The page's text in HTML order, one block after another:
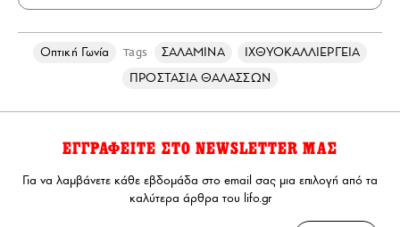
Οπτική Γωνία Tags ΣΑΛΑΜΙΝΑ
ΙΧΘΥΟΚΑΛΛΙΕΡΓΕΙΑ
ΠΡΟΣΤΑΣΙΑ ΘΑΛΑΣΣΩΝ
ΕΓΓΡΑΦΕΙΤΕ ΣΤΟ NEWSLETTER ΜΑΣ
Για να λαμβάνετε κάθε εβδομάδα στο email σας μια επιλογή από τα
καλύτερα άρθρα του lifo.gr